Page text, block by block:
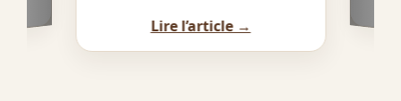
Lire l’article →